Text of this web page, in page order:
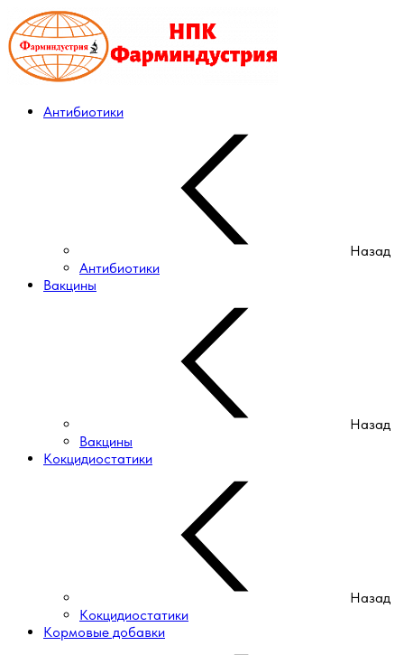
Антибиотики
Назад
Антибиотики
Вакцины
Назад
Вакцины
Кокцидиостатики
Назад
Кокцидиостатики
Кормовые добавки